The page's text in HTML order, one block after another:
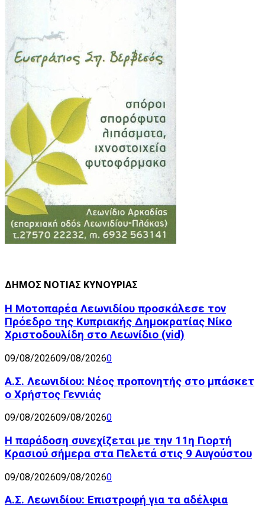
ΔΗΜΟΣ ΝΟΤΙΑΣ ΚΥΝΟΥΡΙΑΣ
Η Μοτοπαρέα Λεωνιδίου προσκάλεσε τον
Πρόεδρο της Κυπριακής Δημοκρατίας Νίκο
Χριστοδουλίδη στο Λεωνίδιο (vid)
09/08/202609/08/20260
Α.Σ. Λεωνιδίου: Νέος προπονητής στο μπάσκετ
ο Χρήστος Γεννιάς
09/08/202609/08/20260
Η παράδοση συνεχίζεται με την 11η Γιορτή
Κρασιού σήμερα στα Πελετά στις 9 Αυγούστου
09/08/202609/08/20260
Α.Σ. Λεωνιδίου: Επιστροφή για τα αδέλφια